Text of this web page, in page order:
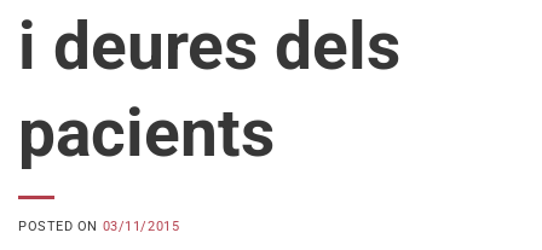
i deures dels
pacients
POSTED ON 03/11/2015